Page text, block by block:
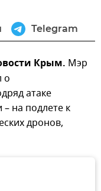
Telegram
Крым. Мэр
о
атаке
на подлете к
дронов,